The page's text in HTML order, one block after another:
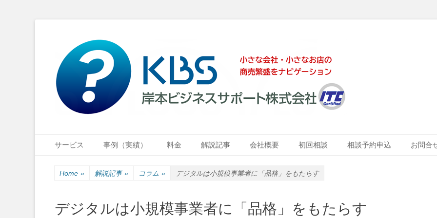
岸本ビジネスサポート株式会社
小さな会社・小さなお店のIT経営をナビゲーション
Primary Menu
サービス 事例（実績） 料金 解説記事 会社概要 初回相談 相談予約申込 お問合
Home » 解説記事 » コラム » デジタルは小規模事業者に「品格」をもたらす
デジタルは小規模事業者に「品格」をもたらす